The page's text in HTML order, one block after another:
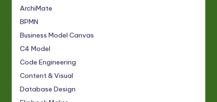
ArchiMate
BPMN
Business Model Canvas
C4 Model
Code Engineering
Content & Visual
Database Design